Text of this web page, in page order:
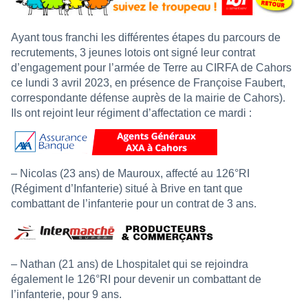
Ayant tous franchi les différentes étapes du parcours de
recrutements, 3 jeunes lotois ont signé leur contrat
d’engagement pour l’armée de Terre au CIRFA de Cahors
ce lundi 3 avril 2023, en présence de Françoise Faubert,
correspondante défense auprès de la mairie de Cahors).
Ils ont rejoint leur régiment d’affectation ce mardi :
– Nicolas (23 ans) de Mauroux, affecté au 126°RI
(Régiment d’Infanterie) situé à Brive en tant que
combattant de l’infanterie pour un contrat de 3 ans.
– Nathan (21 ans) de Lhospitalet qui se rejoindra
également le 126°RI pour devenir un combattant de
l’infanterie, pour 9 ans.